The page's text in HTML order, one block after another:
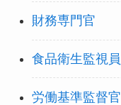
財務専門官
食品衛生監視員
労働基準監督官